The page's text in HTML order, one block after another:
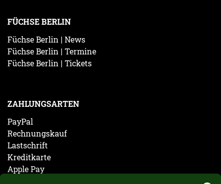
FÜCHSE BERLIN
Füchse Berlin | News
Füchse Berlin | Termine
Füchse Berlin | Tickets
ZAHLUNGSARTEN
PayPal
Rechnungskauf
Lastschrift
Kreditkarte
Apple Pay